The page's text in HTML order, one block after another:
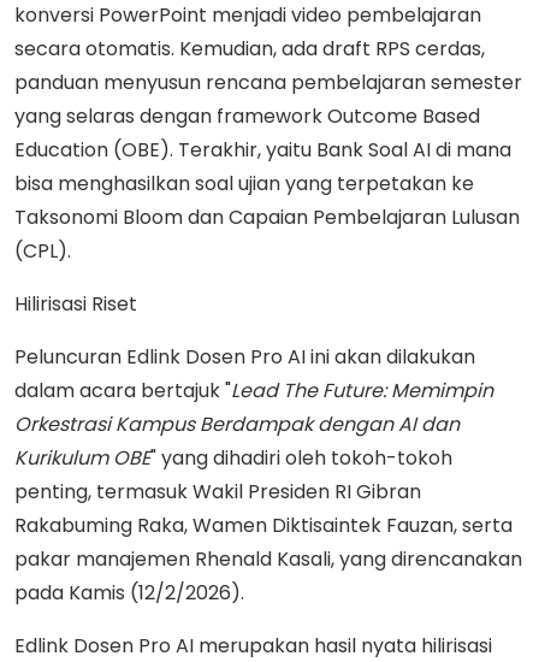
konversi PowerPoint menjadi video pembelajaran
secara otomatis. Kemudian, ada draft RPS cerdas,
panduan menyusun rencana pembelajaran semester
yang selaras dengan framework Outcome Based
Education (OBE). Terakhir, yaitu Bank Soal AI di mana
bisa menghasilkan soal ujian yang terpetakan ke
Taksonomi Bloom dan Capaian Pembelajaran Lulusan
(CPL).
Hilirisasi Riset
Peluncuran Edlink Dosen Pro AI ini akan dilakukan
dalam acara bertajuk "Lead The Future: Memimpin
Orkestrasi Kampus Berdampak dengan AI dan
Kurikulum OBE" yang dihadiri oleh tokoh-tokoh
penting, termasuk Wakil Presiden RI Gibran
Rakabuming Raka, Wamen Diktisaintek Fauzan, serta
pakar manajemen Rhenald Kasali, yang direncanakan
pada Kamis (12/2/2026).
Edlink Dosen Pro AI merupakan hasil nyata hilirisasi